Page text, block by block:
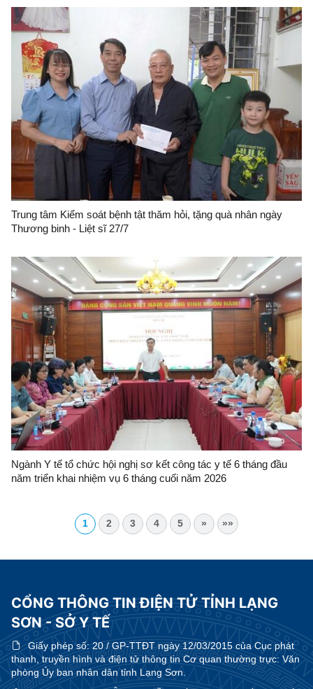
Trung tâm Kiểm soát bệnh tật thăm hỏi, tặng quà nhân ngày
Thương binh - Liệt sĩ 27/7
Ngành Y tế tổ chức hội nghị sơ kết công tác y tế 6 tháng đầu
năm triển khai nhiệm vụ 6 tháng cuối năm 2026
1 2 3 4 5 » »»
CỔNG THÔNG TIN ĐIỆN TỬ TỈNH LẠNG
SƠN - SỞ Y TẾ
Giấy phép số:20 / GP-TTĐT ngày 12/03/2015 của Cục phát
thanh, truyền hình và điện tử thông tin Cơ quan thường trực: Văn
phòng Ủy ban nhân dân tỉnh Lạng Sơn.